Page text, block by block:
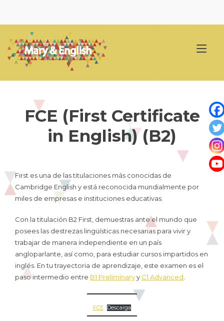
contenido
FCE (First Certificate
in English) (B2)
First es una de las titulaciones más conocidas de
Cambridge English y está reconocida mundialmente por
miles de empresas e instituciones educativas.
Con la titulación B2 First, demuestras ante el mundo que
posees las destrezas lingüísticas necesarias para vivir y
trabajar de manera independiente en un país
angloparlante, así como, para estudiar cursos impartidos en
inglés. En tu trayectoria de aprendizaje, este examen es el
paso intermedio entre B1 Preliminaryy C1 Advanced.
FCE Descarga